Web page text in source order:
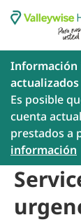
Información
actualizados
Es posible
cuenta
prestados a
información